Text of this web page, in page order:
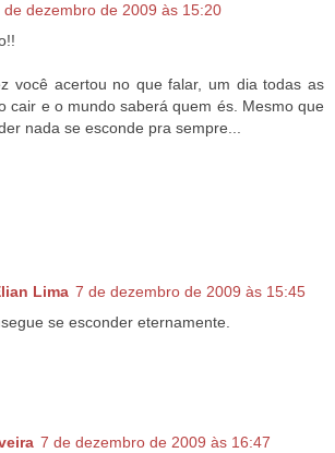
de dezembro de 2009 às 15:20
você acertou no que falar, um dia todas as
cair e o mundo saberá quem és. Mesmo que
nada se esconde pra sempre...
Lima 7 de dezembro de 2009 às 15:45
se esconder eternamente.
7 de dezembro de 2009 às 16:47